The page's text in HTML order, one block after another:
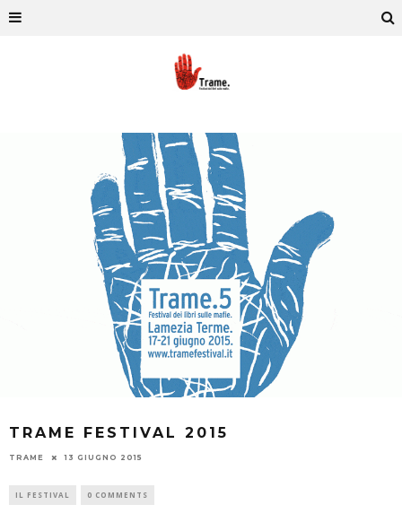
TRAME FESTIVAL 2015
TRAME 13 GIUGNO 2015
IL FESTIVAL 0 COMMENTS